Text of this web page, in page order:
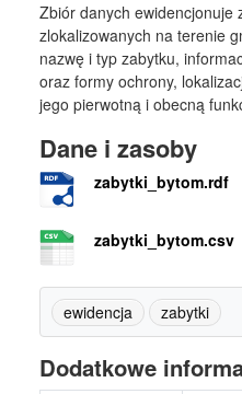
Zbiór danych ewidencjonuje
zlokalizowanych na terenie
nazwę i typ zabytku,
oraz formy ochrony,
jego pierwotną i obecną
Dane i zasoby
zabytki_bytom.rdf
zabytki_bytom.csv
ewidencja zabytki
Dodatkowe